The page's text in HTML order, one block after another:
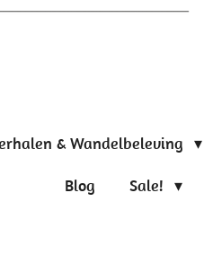
& Wandelbeleving
Blog Sale!